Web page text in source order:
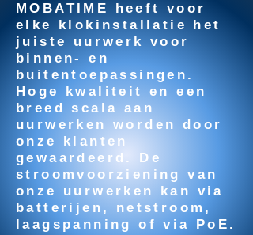
MOBATIME heeft voor
elke klokinstallatie het
juiste uurwerk voor
binnen- en
buitentoepassingen.
Hoge kwaliteit en een
breed scala aan
uurwerken worden door
onze klanten
gewaardeerd. De
stroomvoorziening van
onze uurwerken kan via
batterijen, netstroom,
laagspanning of via PoE.